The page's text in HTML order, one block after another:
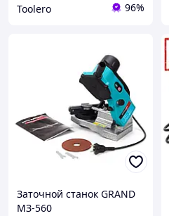
Toolero 96%
Заточной станок GRAND
МЗ-560